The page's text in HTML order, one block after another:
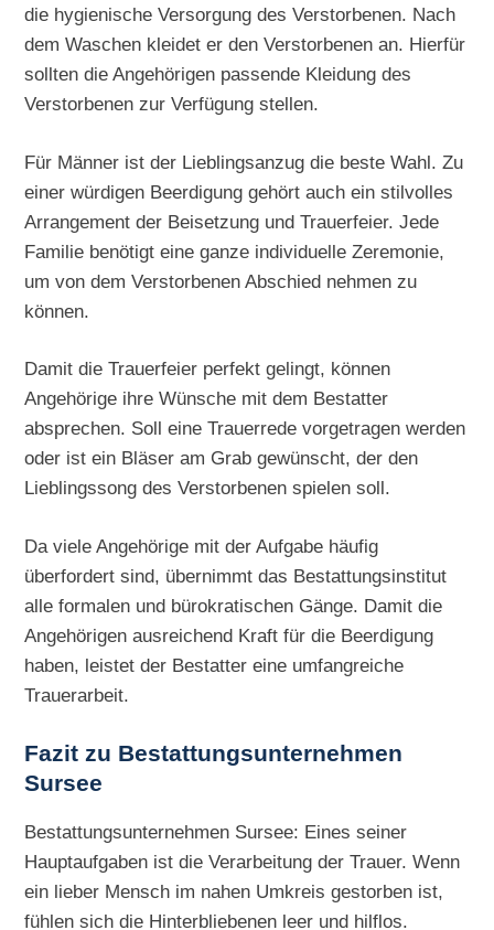
die hygienische Versorgung des Verstorbenen. Nach
dem Waschen kleidet er den Verstorbenen an. Hierfür
sollten die Angehörigen passende Kleidung des
Verstorbenen zur Verfügung stellen.
Für Männer ist der Lieblingsanzug die beste Wahl. Zu
einer würdigen Beerdigung gehört auch ein stilvolles
Arrangement der Beisetzung und Trauerfeier. Jede
Familie benötigt eine ganze individuelle Zeremonie,
um von dem Verstorbenen Abschied nehmen zu
können.
Damit die Trauerfeier perfekt gelingt, können
Angehörige ihre Wünsche mit dem Bestatter
absprechen. Soll eine Trauerrede vorgetragen werden
oder ist ein Bläser am Grab gewünscht, der den
Lieblingssong des Verstorbenen spielen soll.
Da viele Angehörige mit der Aufgabe häufig
überfordert sind, übernimmt das Bestattungsinstitut
alle formalen und bürokratischen Gänge. Damit die
Angehörigen ausreichend Kraft für die Beerdigung
haben, leistet der Bestatter eine umfangreiche
Trauerarbeit.
Fazit zu Bestattungsunternehmen
Sursee
Bestattungsunternehmen Sursee: Eines seiner
Hauptaufgaben ist die Verarbeitung der Trauer. Wenn
ein lieber Mensch im nahen Umkreis gestorben ist,
fühlen sich die Hinterbliebenen leer und hilflos.